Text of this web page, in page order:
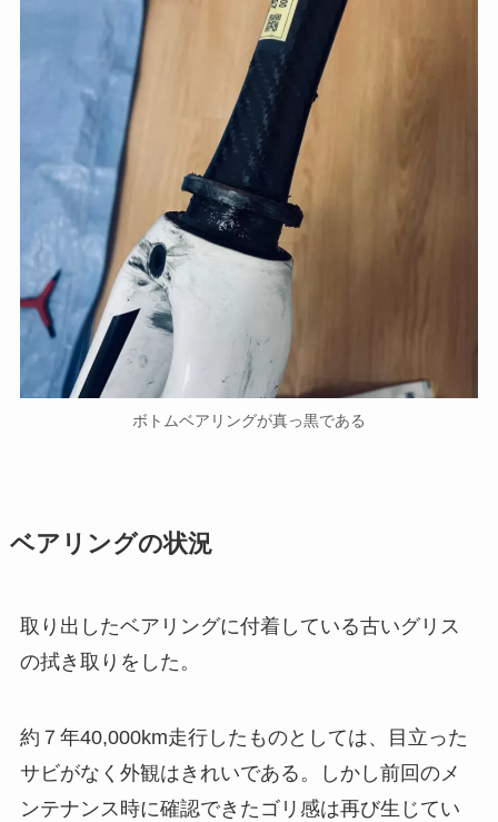
ボトムベアリングが真っ黒である
ベアリングの状況
取り出したベアリングに付着している古いグリス
の拭き取りをした。
約７年40,000km走行したものとしては、目立った
サビがなく外観はきれいである。しかし前回のメ
ンテナンス時に確認できたゴリ感は再び生じてい